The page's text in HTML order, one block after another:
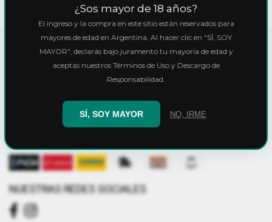
MEDIOS DE PAGO
MEDIOS DE ENVÍO
NUESTRAS REDES SOCIALES
¿Sos mayor de 18 años?
El ingreso y la compra en este sitio están reservados para
mayores de edad en Argentina. Al hacer clic en "SÍ, SOY
MAYOR", declarás bajo juramento tu mayoría de edad y
aceptás nuestros Términos de Uso y Descargo de
Responsabilidad.
SÍ, SOY MAYOR NO, IRME